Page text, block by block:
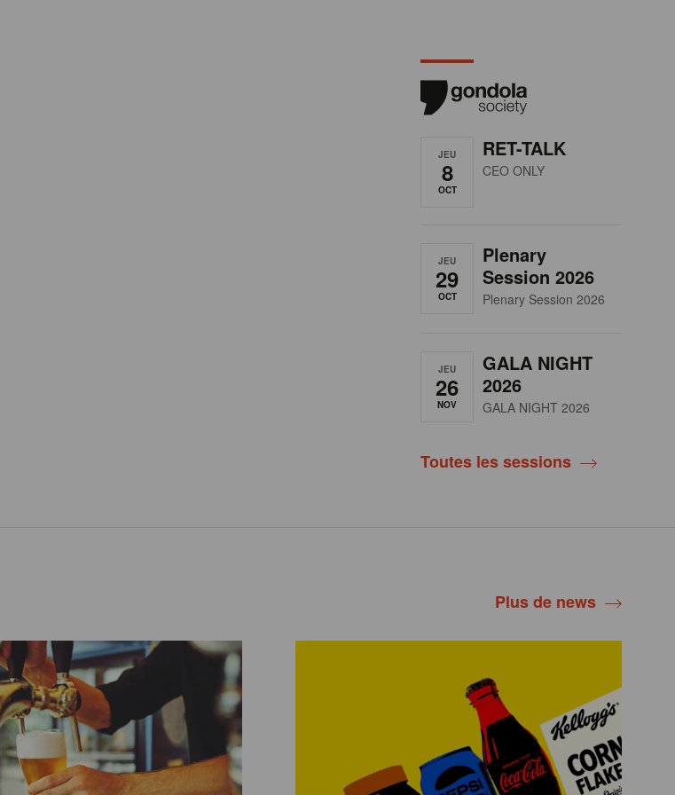
JEU
8
OCT
RET-TALK
CEO ONLY
JEU
29
OCT
Plenary
Session 2026
Plenary Session 2026
JEU
26
NOV
GALA NIGHT
2026
GALA NIGHT 2026
Toutes les sessions
Plus de news